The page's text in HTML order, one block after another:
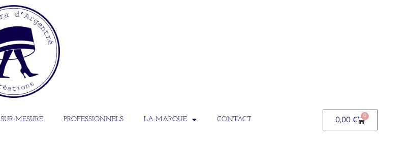
SUR-MESURE PROFESSIONNELS LA MARQUE CONTACT 0,00 € 0